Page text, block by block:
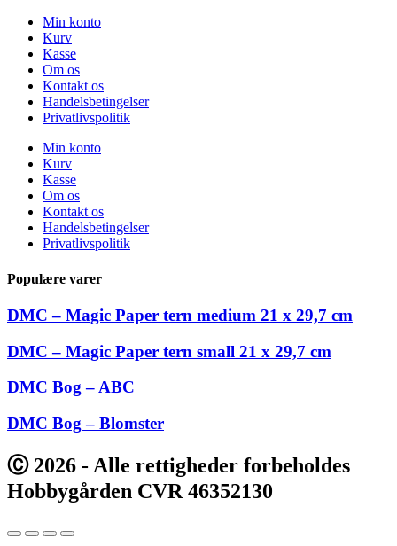
Min konto
Kurv
Kasse
Om os
Kontakt os
Handelsbetingelser
Privatlivspolitik
Min konto
Kurv
Kasse
Om os
Kontakt os
Handelsbetingelser
Privatlivspolitik
Populære varer
DMC – Magic Paper tern medium 21 x 29,7 cm
DMC – Magic Paper tern small 21 x 29,7 cm
DMC Bog – ABC
DMC Bog – Blomster
Ⓒ 2026 - Alle rettigheder forbeholdes
Hobbygården CVR 46352130